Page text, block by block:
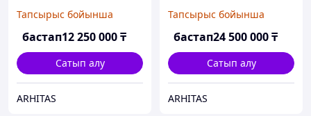
Тапсырыс бойынша
бастап12 250 000₸
Сатып алу
ARHITAS
Тапсырыс бойынша
бастап24 500 000₸
Сатып алу
ARHITAS